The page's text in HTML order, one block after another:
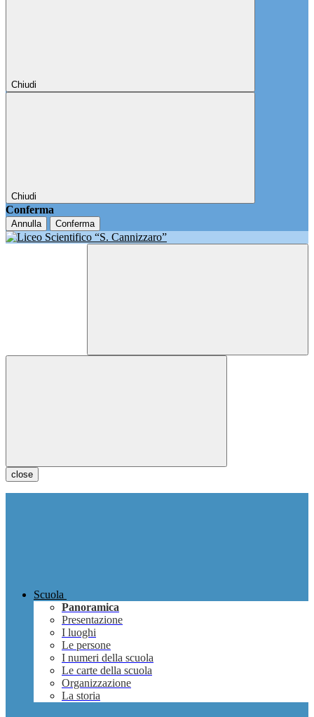
Chiudi
Chiudi
Conferma
Annulla Conferma
close
Scuola
Panoramica
Presentazione
I luoghi
Le persone
I numeri della scuola
Le carte della scuola
Organizzazione
La storia